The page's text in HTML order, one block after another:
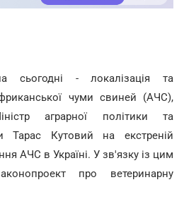
сьогодні - локалізація та
чуми свиней (АЧС),
аграрної політики та
Тарас Кутовий на екстреній
АЧС в Україні. У зв'язку із цим
про ветеринарну